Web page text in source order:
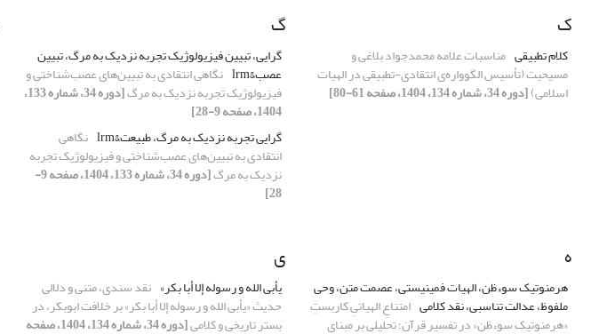
ک
کلام تطبیقی مناسبات علامه محمدجواد بلاغی و
مسیحیت (تأسیس الگوواره‌ی انتقادی-تطبیقی در الهیات
اسلامی)[دوره 34، شماره 134، 1404، صفحه 61-80]
گ
گرایی، تبیین فیزیولوژیک تجربه نزدیک به مرگ، تبیین
عصب&lrm نگاهی انتقادی به تبیین‌های عصب‌شناختی و
فیزیولوژیک تجربه نزدیک به مرگ [دوره 34، شماره 133،
1404، صفحه 9-28]
گرایی تجربه نزدیک به مرگ، طبیعت&lrm
نگاهی
انتقادی به تبیین‌های عصب‌شناختی و فیزیولوژیک تجربه
نزدیک به مرگ [دوره 34، شماره 133، 1404، صفحه 9-
28]
ه
هرمنوتیک سوءظن، الهیات فمینیستی، عصمت متن، وحی
ملفوظ، عدالت تناسبی، نقد کلامی امتناعِ الهیاتیِ کاربستِ
«هرمنوتیک سوءظن» در تفسیر قرآن؛ تحلیلی بر مبنایِ
ی
یأبی الله و رسوله إلا أبا بکر» نقد سندی، متنی و دلالی
حدیث «یأبی الله و رسوله إلا أبا بکر» بر خلافت ابوبکر، در
بستر تاریخی و کلامی [دوره 34، شماره 134، 1404، صفحه